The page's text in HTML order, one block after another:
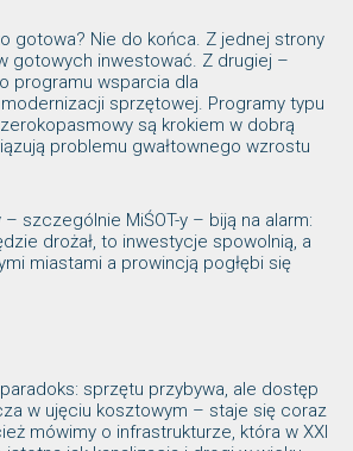
gotowa? Nie do końca. Z jednej strony
gotowych inwestować. Z drugiej –
programu wsparcia dla
sprzętowej. Programy typu
są krokiem w dobrą
problemu gwałtownego wzrostu
– szczególnie MiŚOT-y – biją na alarm:
drożał, to inwestycje spowolnią, a
miastami a prowincją pogłębi się
sprzętu przybywa, ale dostęp
w ujęciu kosztowym – staje się coraz
mówimy o infrastrukturze, która w XXI